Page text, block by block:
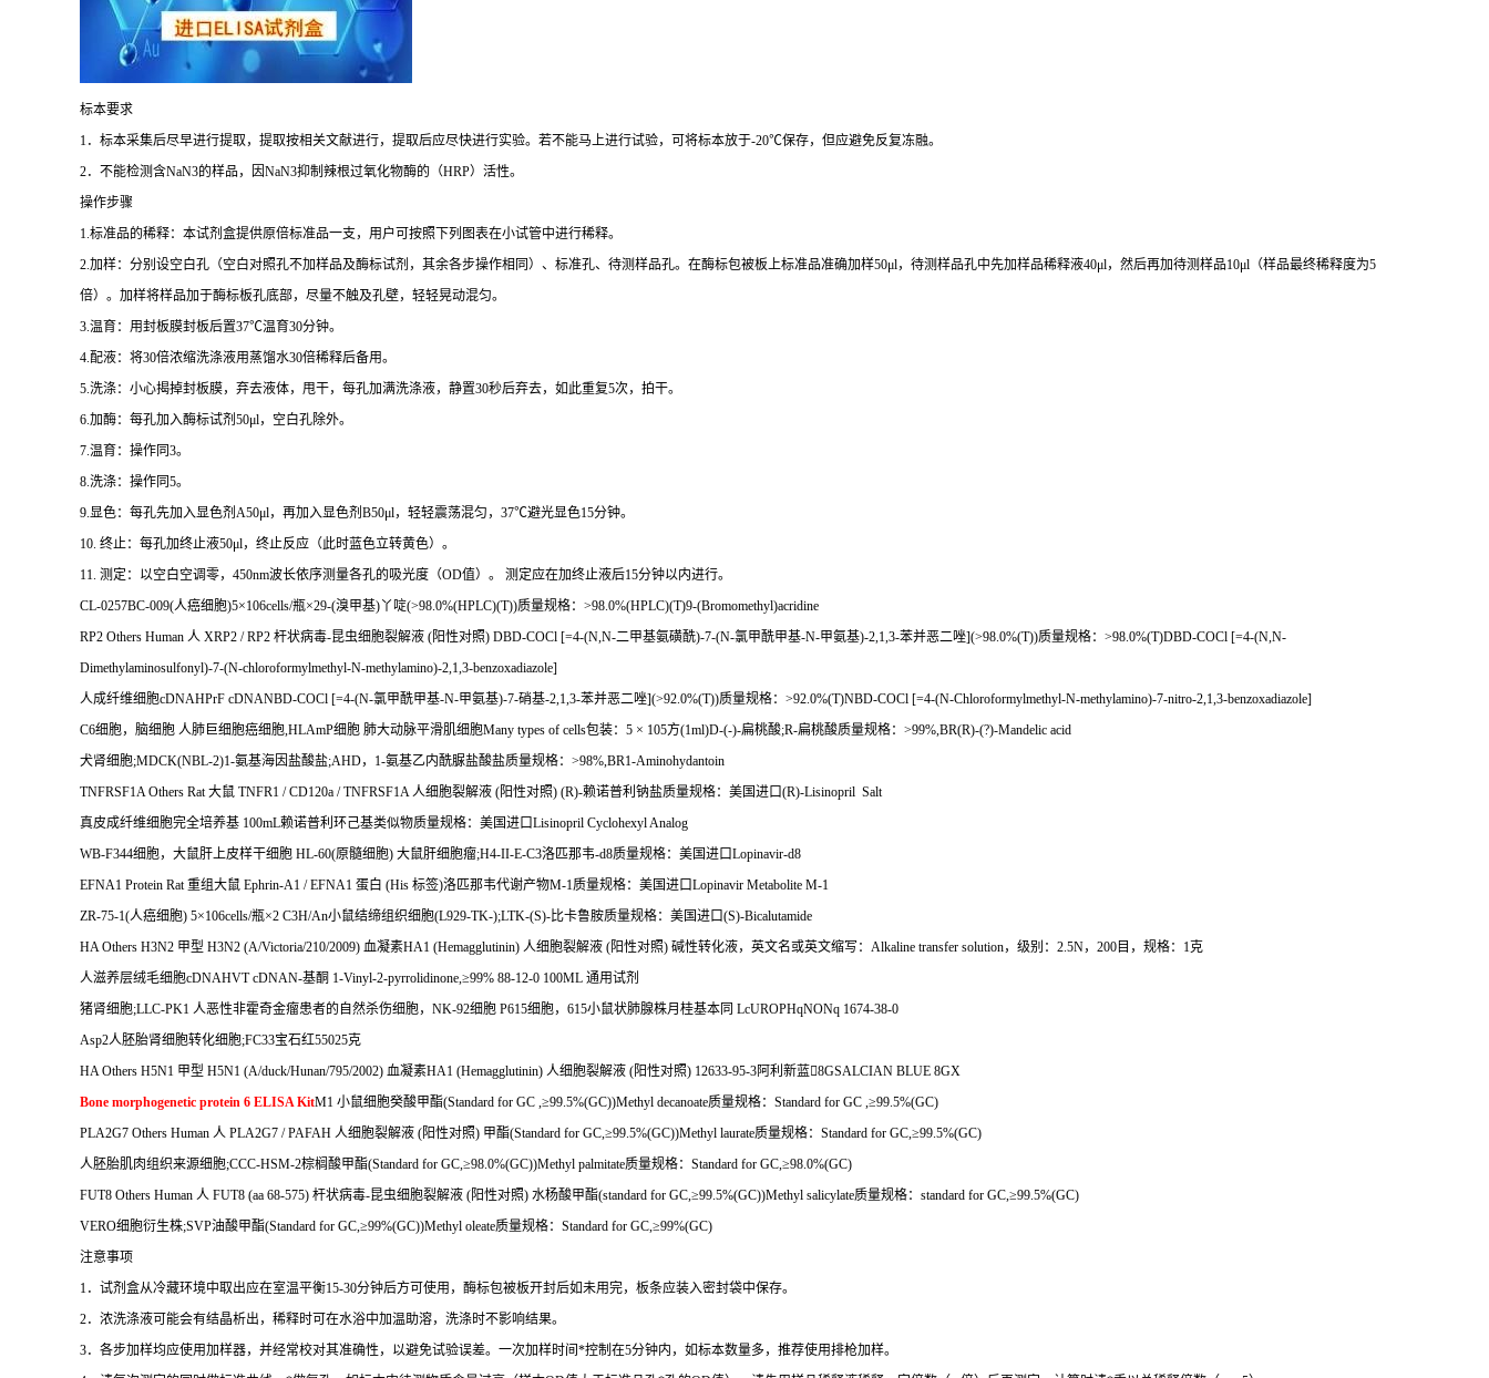
标本要求
1 ．标本采集后尽早进行提取，提取按相关文献进行，提取后应尽快进行实验。若不能马上进行试验，可将标本放于-20℃保存，但应避免反复冻融。
2．不能检测含NaN3的样品，因NaN3抑制辣根过氧化物酶的（HRP）活性。
操作步骤
1. 标准品的稀释：本试剂盒提供原倍标准品一支，用户可按照下列图表在小试管中进行稀释。
2. 加样：分别设空白孔（空白对照孔不加样品及酶标试剂，其余各步操作相同）、标准孔、待测样品孔。在酶标包被板上标准品准确加样50μl，待测样品孔中先加样品稀释液40μl，然后再加待测样品10μl （样品最终稀释度为5
倍）。加样将样品加于酶标板孔底部，尽量不触及孔壁，轻轻晃动混匀。
3. 温育：用封板膜封板后置37℃温育30分钟。
4. 配液：将30倍浓缩洗涤液用蒸馏水30倍稀释后备用。
5. 洗涤：小心揭掉封板膜，弃去液体，甩干，每孔加满洗涤液，静置30秒后弃去，如此重复5次，拍干。
6. 加酶：每孔加入酶标试剂 50μl，空白孔除外。
7. 温育：操作同3。
8. 洗涤：操作同5。
9. 显色：每孔先加入显色剂 A50μl，再加入显色剂 B50μl，轻轻震荡混匀， 37℃避光显色15分钟。
10. 终止：每孔加终止液50μl，终止反应（此时蓝色立转黄色）。
11. 测定：以空白空调零， 450nm波长依序测量各孔的吸光度（OD值）。 测定应在加终止液后15分钟以内进行。
CL-0257BC-009(人癌细胞)5×106cells/瓶×29-(溴甲基)丫啶(>98.0%(HPLC)(T))质量规格： >98.0%(HPLC)(T)9-(Bromomethyl)acridine
RP2 Others Human 人 XRP2 / RP2 杆状病毒-昆虫细胞裂解液 (阳性对照) DBD-COCl [=4-(N,N-二甲基氨磺酰)-7-(N-氯甲酰甲基-N-甲氨基)-2,1,3-苯并恶二唑](>98.0%(T))质量规格： >98.0%(T)DBD-COCl [=4-(N,N-
Dimethylaminosulfonyl)-7-(N-chloroformylmethyl-N-methylamino)-2,1,3-benzoxadiazole]
人成纤维细胞cDNAHPrF cDNANBD-COCl [=4-(N-氯甲酰甲基-N-甲氨基)-7-硝基-2,1,3-苯并恶二唑](>92.0%(T))质量规格： >92.0%(T)NBD-COCl [=4-(N-Chloroformylmethyl-N-methylamino)-7-nitro-2,1,3-benzoxadiazole]
C6细胞，脑细胞 人肺巨细胞癌细胞 ,HLAmP细胞 肺大动脉平滑肌细胞Many types of cells包装： 5 × 105方(1ml)D-(-)-扁桃酸;R-扁桃酸质量规格： >99%,BR(R)-(?)-Mandelic acid
犬肾细胞;MDCK(NBL-2)1-氨基海因盐酸盐;AHD， 1-氨基乙内酰脲盐酸盐质量规格： >98%,BR1-Aminohydantoin
TNFRSF1A Others Rat 大鼠 TNFR1 / CD120a / TNFRSF1A 人细胞裂解液 (阳性对照) (R)-赖诺普利钠盐质量规格：美国进口(R)-Lisinopril Salt
真皮成纤维细胞完全培养基 100mL赖诺普利环己基类似物质量规格：美国进口Lisinopril Cyclohexyl Analog
WB-F344细胞，大鼠肝上皮样干细胞 HL-60(原髓细胞) 大鼠肝细胞瘤;H4-II-E-C3洛匹那韦-d8质量规格：美国进口Lopinavir-d8
EFNA1 Protein Rat 重组大鼠 Ephrin-A1 / EFNA1 蛋白 (His 标签)洛匹那韦代谢产物M-1 质量规格：美国进口Lopinavir Metabolite M-1
ZR-75-1(人癌细胞) 5×106cells/瓶×2 C3H/An小鼠结缔组织细胞(L929-TK-);LTK-(S)-比卡鲁胺质量规格：美国进口(S)-Bicalutamide
HA Others H3N2 甲型 H3N2 (A/Victoria/210/2009) 血凝素HA1 (Hemagglutinin) 人细胞裂解液 (阳性对照) 碱性转化液，英文名或英文缩写： Alkaline transfer solution，级别： 2.5N， 200目，规格： 1克
人滋养层绒毛细胞cDNAHVT cDNAN-基酮 1-Vinyl-2-pyrrolidinone, ≥99% 88-12-0 100ML 通用试剂
猪肾细胞;LLC-PK1 人恶性非霍奇金瘤患者的自然杀伤细胞， NK-92细胞 P615细胞， 615小鼠状肺腺株月桂基本同 LcUROPHqNONq 1674-38-0
Asp2人胚胎肾细胞转化细胞;FC33宝石红55025克
HA Others H5N1 甲型 H5N1 (A/duck/Hunan/795/2002) 血凝素HA1 (Hemagglutinin) 人细胞裂解液 (阳性对照) 12633-95-3阿利新蓝8GSALCIAN BLUE 8GX
Bone morphogenetic protein 6 ELISA KitM1 小鼠细胞癸酸甲酯(Standard for GC , ≥99.5%(GC))Methyl decanoate质量规格： Standard for GC , ≥99.5%(GC)
PLA2G7 Others Human 人 PLA2G7 / PAFAH 人细胞裂解液 (阳性对照) 甲酯(Standard for GC, ≥99.5%(GC))Methyl laurate质量规格： Standard for GC, ≥99.5%(GC)
人胚胎肌肉组织来源细胞;CCC-HSM-2棕榈酸甲酯(Standard for GC, ≥98.0%(GC))Methyl palmitate质量规格： Standard for GC, ≥98.0%(GC)
FUT8 Others Human 人 FUT8 (aa 68-575) 杆状病毒-昆虫细胞裂解液 (阳性对照) 水杨酸甲酯(standard for GC, ≥99.5%(GC))Methyl salicylate质量规格： standard for GC, ≥99.5%(GC)
VERO细胞衍生株;SVP油酸甲酯(Standard for GC, ≥99%(GC))Methyl oleate质量规格： Standard for GC, ≥99%(GC)
注意事项
1 ．试剂盒从冷藏环境中取出应在室温平衡15-30分钟后方可使用，酶标包被板开封后如未用完，板条应装入密封袋中保存。
2．浓洗涤液可能会有结晶析出，稀释时可在水浴中加温助溶，洗涤时不影响结果。
3．各步加样均应使用加样器，并经常校对其准确性，以避免试验误差。一次加样时间*控制在5分钟内，如标本数量多，推荐使用排枪加样。